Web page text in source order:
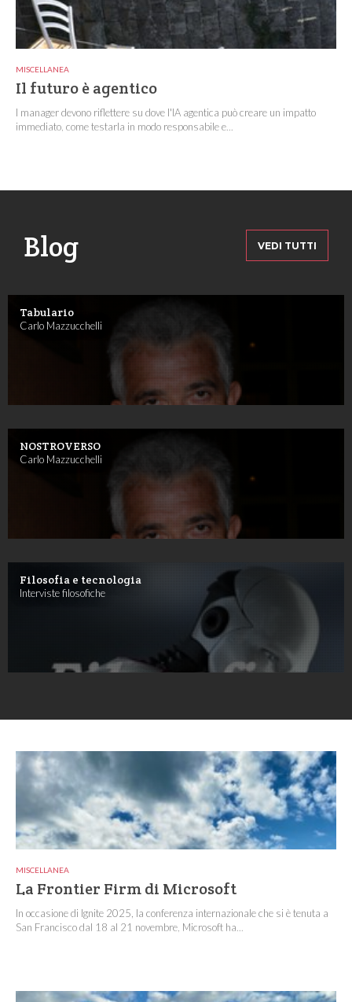
MISCELLANEA
Il futuro è agentico
I manager devono riflettere su dove l'IA agentica può creare un impatto
immediato, come testarla in modo responsabile e...
Blog VEDI TUTTI
Tabulario
Carlo Mazzucchelli
NOSTROVERSO
Carlo Mazzucchelli
Filosofia e tecnologia
Interviste filosofiche
MISCELLANEA
La Frontier Firm di Microsoft
In occasione di Ignite 2025, la conferenza internazionale che si è tenuta a
San Francisco dal 18 al 21 novembre, Microsoft ha...